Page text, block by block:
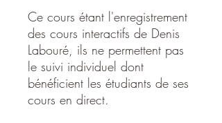
Ce cours étant l'enregistrement
des cours interactifs de Denis
Labouré, ils ne permettent pas
le suivi individuel dont
bénéficient les étudiants de ses
cours en direct.